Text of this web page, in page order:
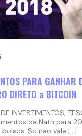
PARA GANHAR
DIRETO a BITCOIN
INVESTIMENTOS,
da Nath para
Só não vale […]